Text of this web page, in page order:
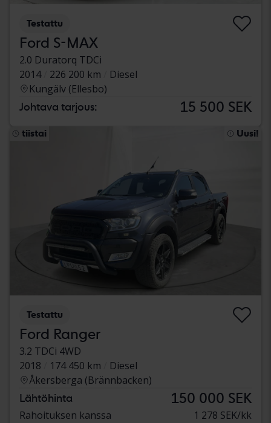
Testattu
Ford S-MAX
2.0 Duratorq TDCi
2014
226 200 km
Diesel
Kungälv (Ellesbo)
Johtava tarjous: 15 500 SEK
tiistai Uusi!
Testattu
Ford Ranger
3.2 TDCi 4WD
2018
174 450 km
Diesel
Åkersberga (Brännbacken)
Lähtöhinta 150 000 SEK
Rahoituksen kanssa 1 278 SEK/kk